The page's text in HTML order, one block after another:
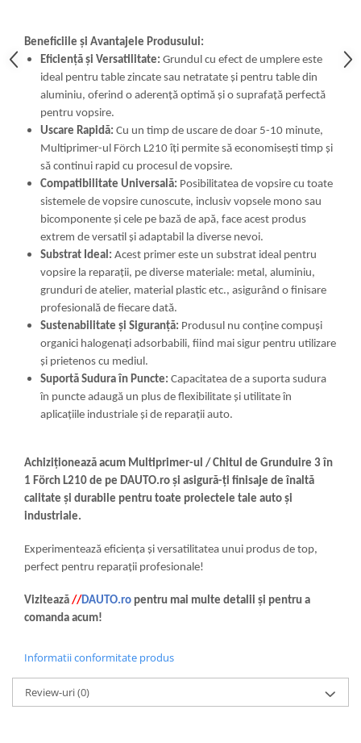
Beneficiile și Avantajele Produsului:
Eficiență și Versatilitate: Grundul cu efect de umplere este
ideal pentru table zincate sau netratate și pentru table din
aluminiu, oferind o aderență optimă și o suprafață perfectă
pentru vopsire.
Uscare Rapidă: Cu un timp de uscare de doar 5-10 minute,
Multiprimer-ul Förch L210 îți permite să economisești timp și
să continui rapid cu procesul de vopsire.
Compatibilitate Universală: Posibilitatea de vopsire cu toate
sistemele de vopsire cunoscute, inclusiv vopsele mono sau
bicomponente și cele pe bază de apă, face acest produs
extrem de versatil și adaptabil la diverse nevoi.
Substrat Ideal: Acest primer este un substrat ideal pentru
vopsire la reparații, pe diverse materiale: metal, aluminiu,
grunduri de atelier, material plastic etc., asigurând o finisare
profesională de fiecare dată.
Sustenabilitate și Siguranță: Produsul nu conține compuși
organici halogenați adsorbabili, fiind mai sigur pentru utilizare
și prietenos cu mediul.
Suportă Sudura în Puncte: Capacitatea de a suporta sudura
în puncte adaugă un plus de flexibilitate și utilitate în
aplicațiile industriale și de reparații auto.
Achiziționează acum Multiprimer-ul / Chitul de Grunduire 3 în
1 Förch L210 de pe DAUTO.ro și asigură-ți finisaje de înaltă
calitate și durabile pentru toate proiectele tale auto și
industriale.
Experimentează eficiența și versatilitatea unui produs de top,
perfect pentru reparații profesionale!
Vizitează //DAUTO.ro pentru mai multe detalii și pentru a
comanda acum!
Informatii conformitate produs
Review-uri(0)